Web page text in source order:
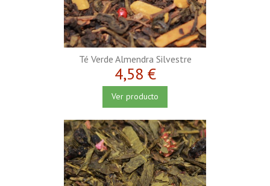
Té Verde Almendra Silvestre
4,58 €
Ver producto